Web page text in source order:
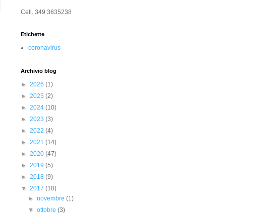
Cell. 349 3635238
Etichette
coronavirus
Archivio blog
► 2026 (1)
► 2025 (2)
► 2024 (10)
► 2023 (3)
► 2022 (4)
► 2021 (14)
► 2020 (47)
► 2019 (5)
► 2018 (9)
▼ 2017 (10)
►novembre(1)
▼ottobre(3)